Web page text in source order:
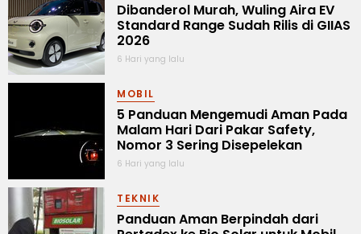
Dibanderol Murah, Wuling Aira EV
Standard Range Sudah Rilis di GIIAS
2026
6 Hari yang lalu
MOBIL
5 Panduan Mengemudi Aman Pada
Malam Hari Dari Pakar Safety,
Nomor 3 Sering Disepelekan
6 Hari yang lalu
TEKNIK
Panduan Aman Berpindah dari